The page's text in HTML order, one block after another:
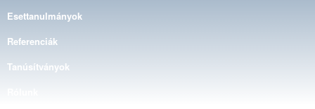
Esettanulmányok
Referenciák
Tanúsítványok